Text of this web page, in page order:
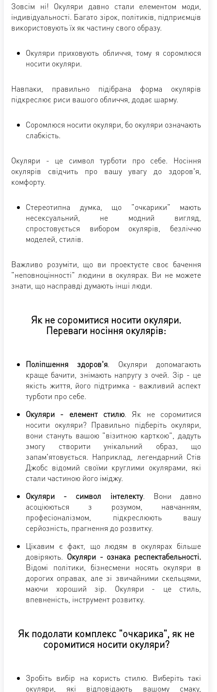
Зовсім ні! Окуляри давно стали елементом моди,
індивідуальності. Багато зірок, політиків, підприємців
використовують їх як частину свого образу.
Окуляри приховують обличчя, тому я соромлюся
носити окуляри.
Навпаки, правильно підібрана форма окулярів
підкреслює риси вашого обличчя, додає шарму.
Соромлюся носити окуляри, бо окуляри означають
слабкість.
Окуляри - це символ турботи про себе. Носіння
окулярів свідчить про вашу увагу до здоров'я,
комфорту.
Стереотипна думка, що "очкарики" мають
несексуальний, не модний вигляд,
спростовується вибором окулярів, безліччю
моделей, стилів.
Важливо розуміти, що ви проектуєте своє бачення
"неповноцінності" людини в окулярах. Ви не можете
знати, що насправді думають інші люди.
Як не соромитися носити окуляри.
Переваги носіння окулярів:
Поліпшення здоров'я. Окуляри допомагають
краще бачити, знімають напругу з очей. Зір - це
якість життя, його підтримка - важливий аспект
турботи про себе.
Окуляри - елемент стилю. Як не соромитися
носити окуляри? Правильно підберіть окуляри,
вони стануть вашою "візитною карткою", дадуть
змогу створити унікальний образ, що
запам'ятовується. Наприклад, легендарний Стів
Джобс відомий своїми круглими окулярами, які
стали частиною його іміджу.
Окуляри - символ інтелекту. Вони давно
асоціюються з розумом, навчанням,
професіоналізмом, підкреслюють вашу
серйозність, прагнення до розвитку.
Цікавим є факт, що людям в окулярах більше
довіряють. Окуляри - ознака респектабельності.
Відомі політики, бізнесмени носять окуляри в
дорогих оправах, але зі звичайними скельцями,
маючи хороший зір. Окуляри - це стиль,
впевненість, інструмент розвитку.
Як подолати комплекс "очкарика", як не
соромитися носити окуляри?
Зробіть вибір на користь стилю. Виберіть такі
окуляри, які відповідають вашому смаку,